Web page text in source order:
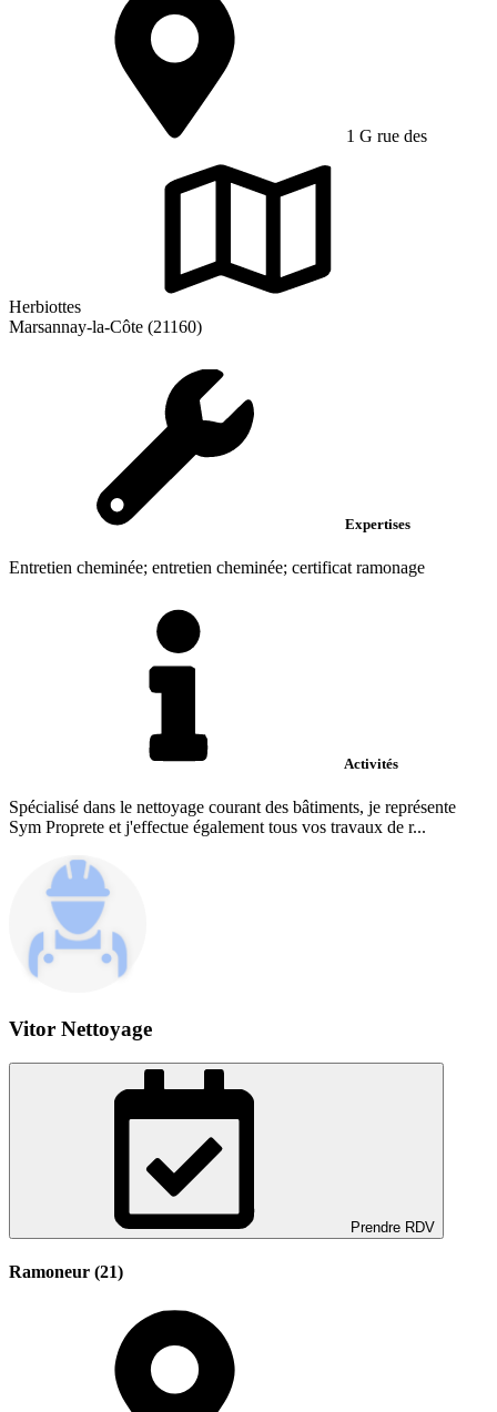
1 G rue des
Herbiottes
Marsannay-la-Côte (21160)
Expertises
Entretien cheminée; entretien cheminée; certificat ramonage
Activités
Spécialisé dans le nettoyage courant des bâtiments, je représente
Sym Proprete et j'effectue également tous vos travaux de r...
Vitor Nettoyage
Prendre RDV
Ramoneur (21)